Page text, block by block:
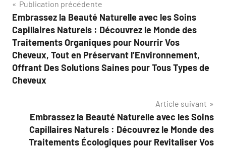
Navigation
de
l’article
Publication précédente
Embrassez la Beauté Naturelle avec les Soins
Capillaires Naturels : Découvrez le Monde des
Traitements Organiques pour Nourrir Vos
Cheveux, Tout en Préservant l’Environnement,
Offrant Des Solutions Saines pour Tous Types de
Cheveux
Article suivant
Embrassez la Beauté Naturelle avec les Soins
Capillaires Naturels : Découvrez le Monde des
Traitements Écologiques pour Revitaliser Vos